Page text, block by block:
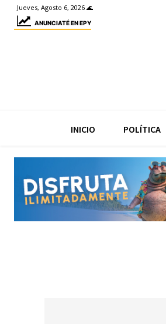
Jueves, Agosto 6, 2026 🌊
ANUNCIATÉ EN EPY
INICIO POLÍTICA